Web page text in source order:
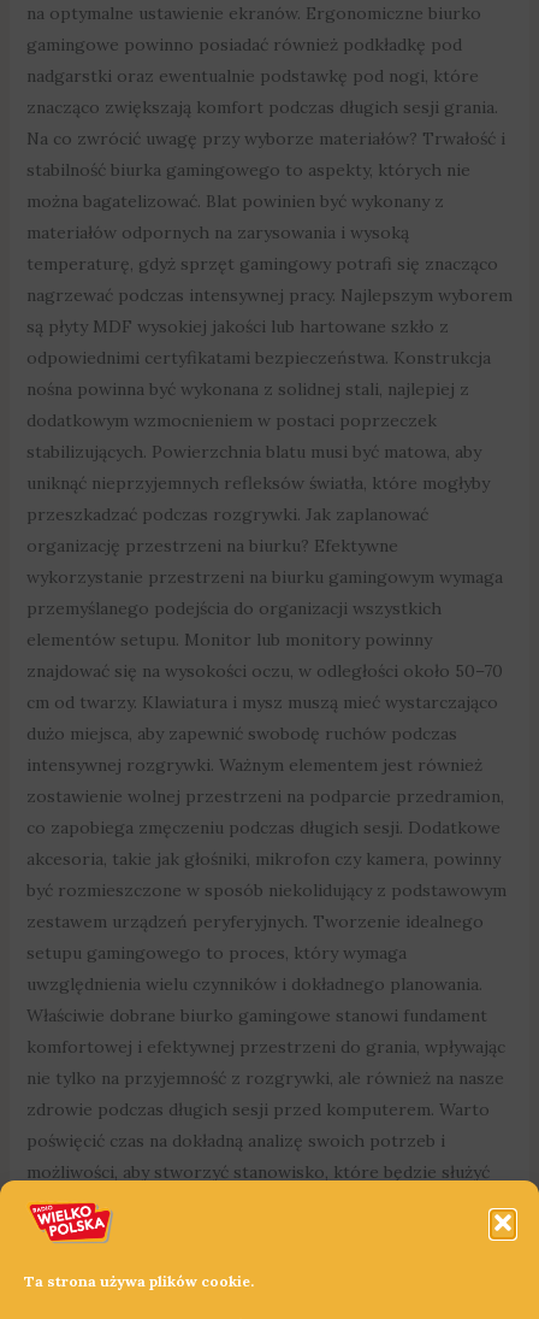
Ta strona używa plików cookie.
na optymalne ustawienie ekranów. Ergonomiczne biurko
gamingowe powinno posiadać również podkładkę pod
nadgarstki oraz ewentualnie podstawkę pod nogi, które
znacząco zwiększają komfort podczas długich sesji grania.
Na co zwrócić uwagę przy wyborze materiałów? Trwałość i
stabilność biurka gamingowego to aspekty, których nie
można bagatelizować. Blat powinien być wykonany z
materiałów odpornych na zarysowania i wysoką
temperaturę, gdyż sprzęt gamingowy potrafi się znacząco
nagrzewać podczas intensywnej pracy. Najlepszym wyborem
są płyty MDF wysokiej jakości lub hartowane szkło z
odpowiednimi certyfikatami bezpieczeństwa. Konstrukcja
nośna powinna być wykonana z solidnej stali, najlepiej z
dodatkowym wzmocnieniem w postaci poprzeczek
stabilizujących. Powierzchnia blatu musi być matowa, aby
uniknąć nieprzyjemnych refleksów światła, które mogłyby
przeszkadzać podczas rozgrywki. Jak zaplanować
organizację przestrzeni na biurku? Efektywne
wykorzystanie przestrzeni na biurku gamingowym wymaga
przemyślanego podejścia do organizacji wszystkich
elementów setupu. Monitor lub monitory powinny
znajdować się na wysokości oczu, w odległości około 50–70
cm od twarzy. Klawiatura i mysz muszą mieć wystarczająco
dużo miejsca, aby zapewnić swobodę ruchów podczas
intensywnej rozgrywki. Ważnym elementem jest również
zostawienie wolnej przestrzeni na podparcie przedramion,
co zapobiega zmęczeniu podczas długich sesji. Dodatkowe
akcesoria, takie jak głośniki, mikrofon czy kamera, powinny
być rozmieszczone w sposób niekolidujący z podstawowym
zestawem urządzeń peryferyjnych. Tworzenie idealnego
setupu gamingowego to proces, który wymaga
uwzględnienia wielu czynników i dokładnego planowania.
Właściwie dobrane biurko gamingowe stanowi fundament
komfortowej i efektywnej przestrzeni do grania, wpływając
nie tylko na przyjemność z rozgrywki, ale również na nasze
zdrowie podczas długich sesji przed komputerem. Warto
poświęcić czas na dokładną analizę swoich potrzeb i
możliwości, aby stworzyć stanowisko, które będzie służyć
nam przez długie lata. Pamiętajmy, że inwestycja w wysokiej
jakości meble i akcesoria gamingowe to nie tylko kwestia
wielogodzinnego korzystania z komputera. ARTYKUŁ